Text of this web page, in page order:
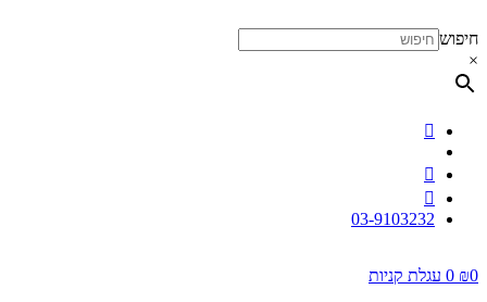
לתוכן
חיפוש
×
03-9103232
₪0
0 עגלת קניות